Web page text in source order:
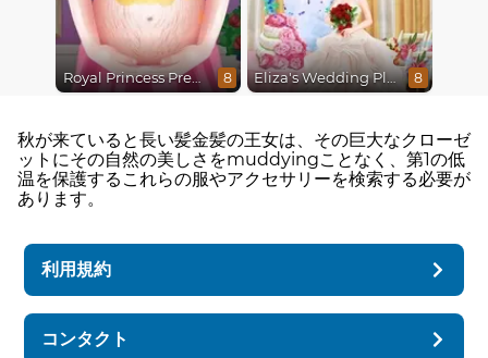
Royal Princess Pregnant 8 Eliza's Wedding Planner 8
秋が来ていると長い髪金髪の王女は、その巨大なクローゼ
ットにその自然の美しさをmuddyingことなく、第1の低
温を保護するこれらの服やアクセサリーを検索する必要が
あります。
利用規約
コンタクト